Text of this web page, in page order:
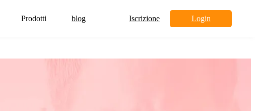
Prodotti
blog Iscrizione Login